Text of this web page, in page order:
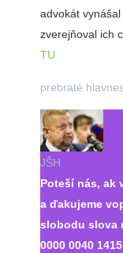
advokát
zverejňoval ich
TU
prebraté
JŠH
Poteší nás, ak
a ďakujeme
slobodu slova
0000 0040